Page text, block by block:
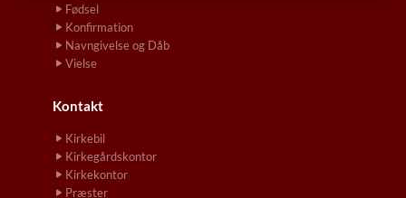
Fødsel
Konfirmation
Navngivelse og Dåb
Vielse
Kontakt
Kirkebil
Kirkegårdskontor
Kirkekontor
Præster